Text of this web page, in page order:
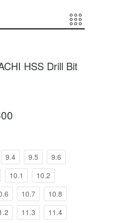
HSS Drill Bit
9.4 9.5
9.6
10.1
10.2
10.7
10.8
11.3
11.4